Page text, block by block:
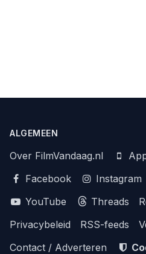
ALGEMEEN
Over FilmVandaag.nl
Facebook
Instagram
YouTube
Threads
Privacybeleid
RSS-feeds
Contact / Adverteren